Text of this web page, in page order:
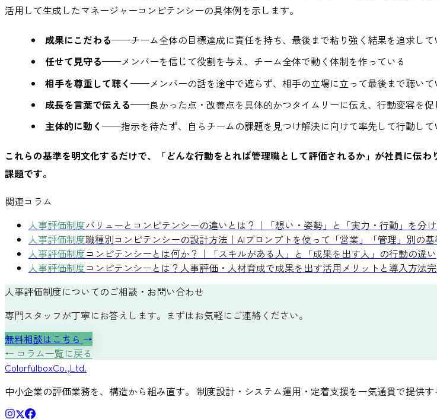
活用して生成したマネージャーコンピテンシーの具体例を示します。
成果にこだわる——チーム全体の目標達成に責任を持ち、最後まで粘り強く結果を追求して
任せて見守る——メンバーを信じて役割を与え、チーム全体で動く体制を作っている
相手を尊重して聴く ——メンバーの話を途中で遮らず、相手の立場に立って最後まで聴いて
成長を言葉で伝える——良かった点・改善点を具体的かつタイムリーに伝え、行動変容を促
主体的に動く——指示を待たず、自らチームの課題を見つけ解決に向けて率先して行動して
これらの基準を明文化するだけで、「どんな行動をとれば管理職として評価されるか」が社員に伝
課題です。
関連コラム
人事評価制度バリューとコンピテンシーの違いとは？｜「想い・姿勢」と「実力・行動」を分
人事評価制度職種別コンピテンシーの設計方法｜AIプロンプトを使って「営業」「管理」別の基
人事評価制度コンピテンシーとは何か？｜「スキルがある人」と「成果を出す人」の行動の違い
人事評価制度コンピテンシーとは？人事評価・人材育成で成果を出す活用メリットと導入方法
人事評価制度についてのご相談・お問い合わせ
専門スタッフが丁寧にお答えします。まずはお気軽にご連絡ください。
無料相談はこちら →
← コラム一覧に戻る
ColorfulboxCo.,Ltd.
中小企業の評価業務を、構造から組み直す。 制度設計・システム運用・定着支援を一気通貫で提供す